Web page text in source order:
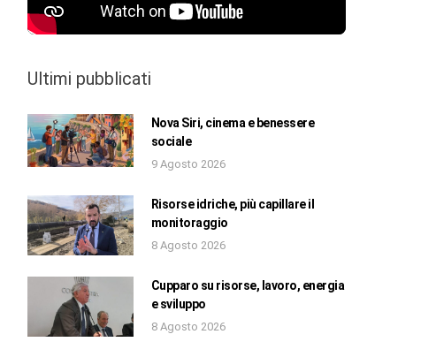
Ultimi pubblicati
Nova Siri, cinema e benessere
sociale
9 Agosto 2026
Risorse idriche, più capillare il
monitoraggio
8 Agosto 2026
Cupparo su risorse, lavoro, energia
e sviluppo
8 Agosto 2026